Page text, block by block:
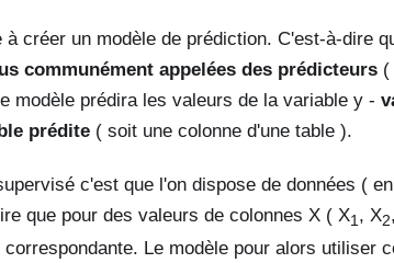
créer un modèle de prédiction. C'est-à-dire
communément appelées des prédicteurs (
modèle prédira les valeurs de la variable y -
prédite ( soit une colonne d'une table ).
c'est que l'on dispose de données (
que pour des valeurs de colonnes X ( X1, X2
Le modèle pour alors utiliser